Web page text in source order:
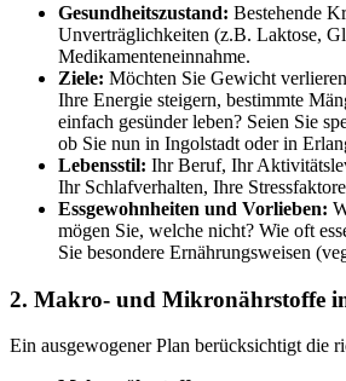
Gesundheitszustand: Bestehende
Unverträglichkeiten (z.B. Laktose,
Medikamenteneinnahme.
Ziele: Möchten Sie Gewicht
Ihre Energie steigern, bestimmte
einfach gesünder leben? Seien Sie
ob Sie nun in Ingolstadt oder in
Lebensstil: Ihr Beruf, Ihr
Ihr Schlafverhalten, Ihre
Essgewohnheiten und Vorlieben:
mögen Sie, welche nicht? Wie oft
Sie besondere Ernährungsweisen
2. Makro- und Mikronährstoffe
Ein ausgewogener Plan berücksichtigt die